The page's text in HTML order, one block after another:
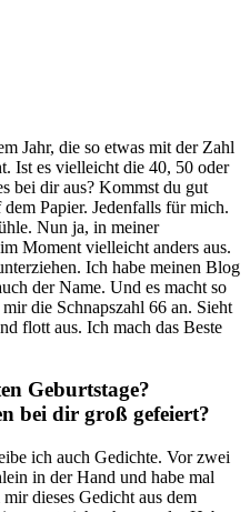
Jahr, die so etwas mit der Zahl
Ist es vielleicht die 40, 50 oder
bei dir aus? Kommst du gut
Papier. Jedenfalls für mich.
Nun ja, in meiner
Moment vielleicht anders aus.
Ich habe meinen Blog
der Name. Und es macht so
die Schnapszahl 66 an. Sieht
flott aus. Ich mach das Beste
Geburtstage?
bei dir groß gefeiert?
ich auch Gedichte. Vor zwei
in der Hand und habe mal
dieses Gedicht aus dem